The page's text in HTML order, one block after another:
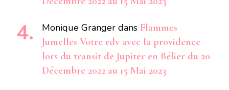
Monique Granger dans Flammes
Jumelles Votre rdv avec la providence
lors du transit de Jupiter en Bélier du 20
Décembre 2022 au 15 Mai 2023